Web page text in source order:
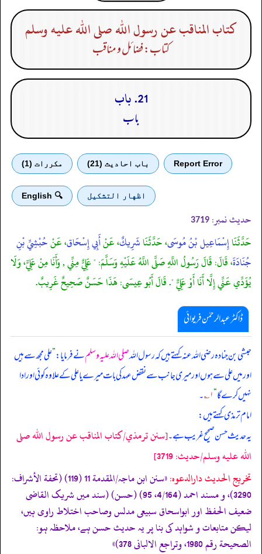
كتاب المناقب عن رسول الله صلى الله عليه وسلم
کتاب: فضائل و مناقب
21. باب
باب
Report Error باب احادیث (21) مكررات (1)
اظهار التشكيل 🔍 English
حدیث نمبر: 3719
حَدَّثَنَاإِسْمَاعِيل بْنُ مُوسَى، حَدَّثَنَاشَرِيكٌ، عَنْأَبِي إِسْحَاق، عَنْحُبْشِيِّ بْنِ
جُنَادَةَ، قَالَ: قَالَ رَسُولُ اللَّهِ صَلَّى اللَّهُ عَلَيْهِ وَسَلَّمَ: " عَلِيٌّ مِنِّي , وَأَنَا مِنْ عَلِيٍّ، وَلَا
يُؤَدِّي عَنِّي إِلَّا أَنَا أَوْ عَلِيٌّ ". قَالَ أَبُو عِيسَى: هَذَا حَسَنٌ صَحِيحٌ غَرِيبٌ.
ڈاکٹر عبدالرحمٰن فریوائی
حبشی بن جنادہ رضی الله عنہ کہتے ہیں کہرسول اللہصلی اللہ علیہ وسلمنے فرمایا:”علی مجھ سے ہیں
اور میں علی سے ہوں اور میری جانب سے نقض عہد کی بات میرے یا علی کے علاوہ کوئی اور ادا
نہیں کرے گا“۱؎ ۔
امام ترمذی کہتے ہیں:
یہ حدیث حسن صحیح غریب ہے۔[سنن ترمذي/كتاب المناقب عن رسول الله صلى
الله عليه وسلم/حدیث: 3719]
تخریج الحدیث دارالدعوہ:
«سنن ابن ماجہ/المقدمة 11 (119) (تحفة الأشراف:
3290)، و مسند احمد (4/164، 95) (حسن) (سند میں شریک القاضی
ضعیف الحفظ اور ابواسحاق سبیعی مدلس وصاحب اختلاط راوی ہیں،
لیکن متابعات و شواہد کی بنا پر یہ حدیث حسن ہے، ملاحظہ ہو:
الصحیحة رقم 1980، وتراجع الالبانی 378)»